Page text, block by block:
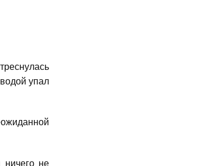
упал
ничего не